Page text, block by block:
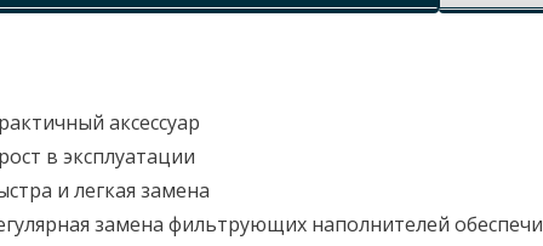
аксессуар
в эксплуатации
и легкая замена
замена фильтрующих наполнителей